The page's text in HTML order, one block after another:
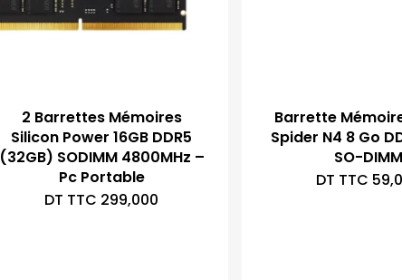
2 Barrettes Mémoires
Silicon Power 16GB DDR5
(32GB) SODIMM 4800MHz –
Pc Portable
DT TTC 299,000
Barrette
Spider N4 8 Go
SO-DIMM
DT TTC